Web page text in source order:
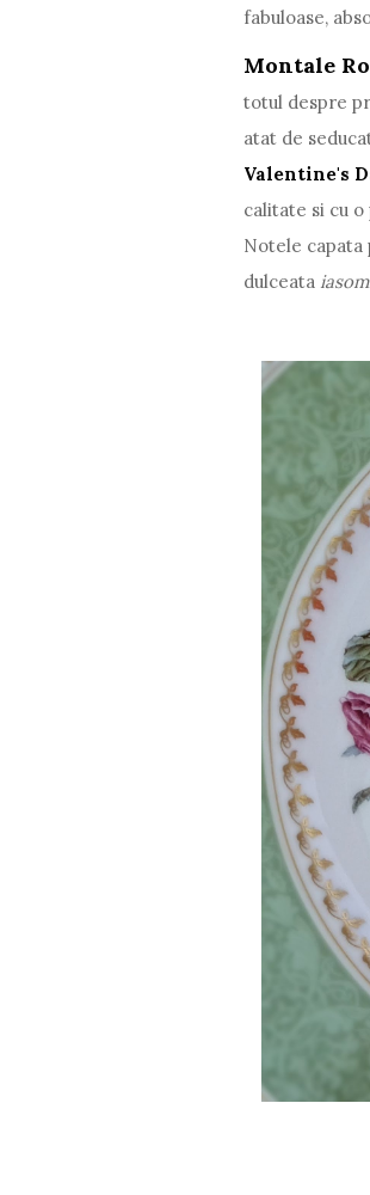
fabuloase,
Montale
totul despre
atat de
Valentine's
calitate si cu
Notele
dulceata